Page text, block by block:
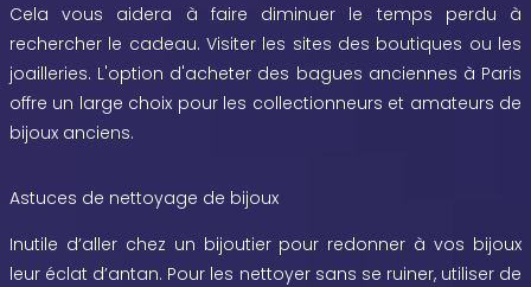
Cela vous aidera à faire diminuer le temps perdu à
rechercher le cadeau. Visiter les sites des boutiques ou les
joailleries. L'option d'acheter des bagues anciennes à Paris
offre un large choix pour les collectionneurs et amateurs de
bijoux anciens.
Astuces de nettoyage de bijoux
Inutile d’aller chez un bijoutier pour redonner à vos bijoux
leur éclat d’antan. Pour les nettoyer sans se ruiner, utiliser de